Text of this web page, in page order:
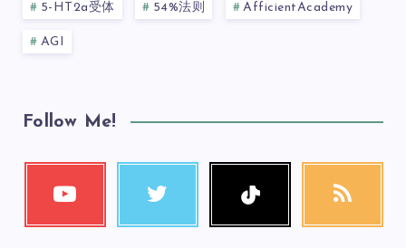
5-HT2a受体 54%法则 AfficientAcademy
AGI
Follow Me!